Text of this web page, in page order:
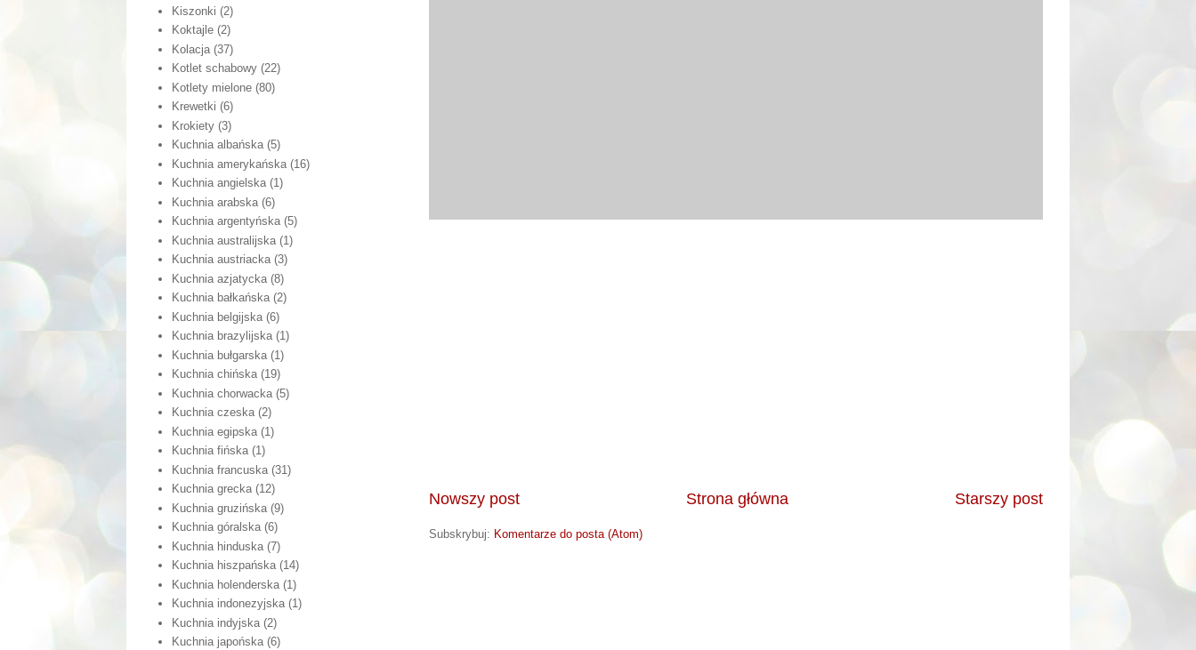
Nowszy post Starszy post
Strona główna
Subskrybuj: Komentarze do posta (Atom)
Kiszonki (2)
Koktajle (2)
Kolacja (37)
Kotlet schabowy (22)
Kotlety mielone (80)
Krewetki (6)
Krokiety (3)
Kuchnia albańska (5)
Kuchnia amerykańska (16)
Kuchnia angielska (1)
Kuchnia arabska (6)
Kuchnia argentyńska (5)
Kuchnia australijska (1)
Kuchnia austriacka (3)
Kuchnia azjatycka (8)
Kuchnia bałkańska (2)
Kuchnia belgijska (6)
Kuchnia brazylijska (1)
Kuchnia bułgarska (1)
Kuchnia chińska (19)
Kuchnia chorwacka (5)
Kuchnia czeska (2)
Kuchnia egipska (1)
Kuchnia fińska (1)
Kuchnia francuska (31)
Kuchnia grecka (12)
Kuchnia gruzińska (9)
Kuchnia góralska (6)
Kuchnia hinduska (7)
Kuchnia hiszpańska (14)
Kuchnia holenderska (1)
Kuchnia indonezyjska (1)
Kuchnia indyjska (2)
Kuchnia japońska (6)